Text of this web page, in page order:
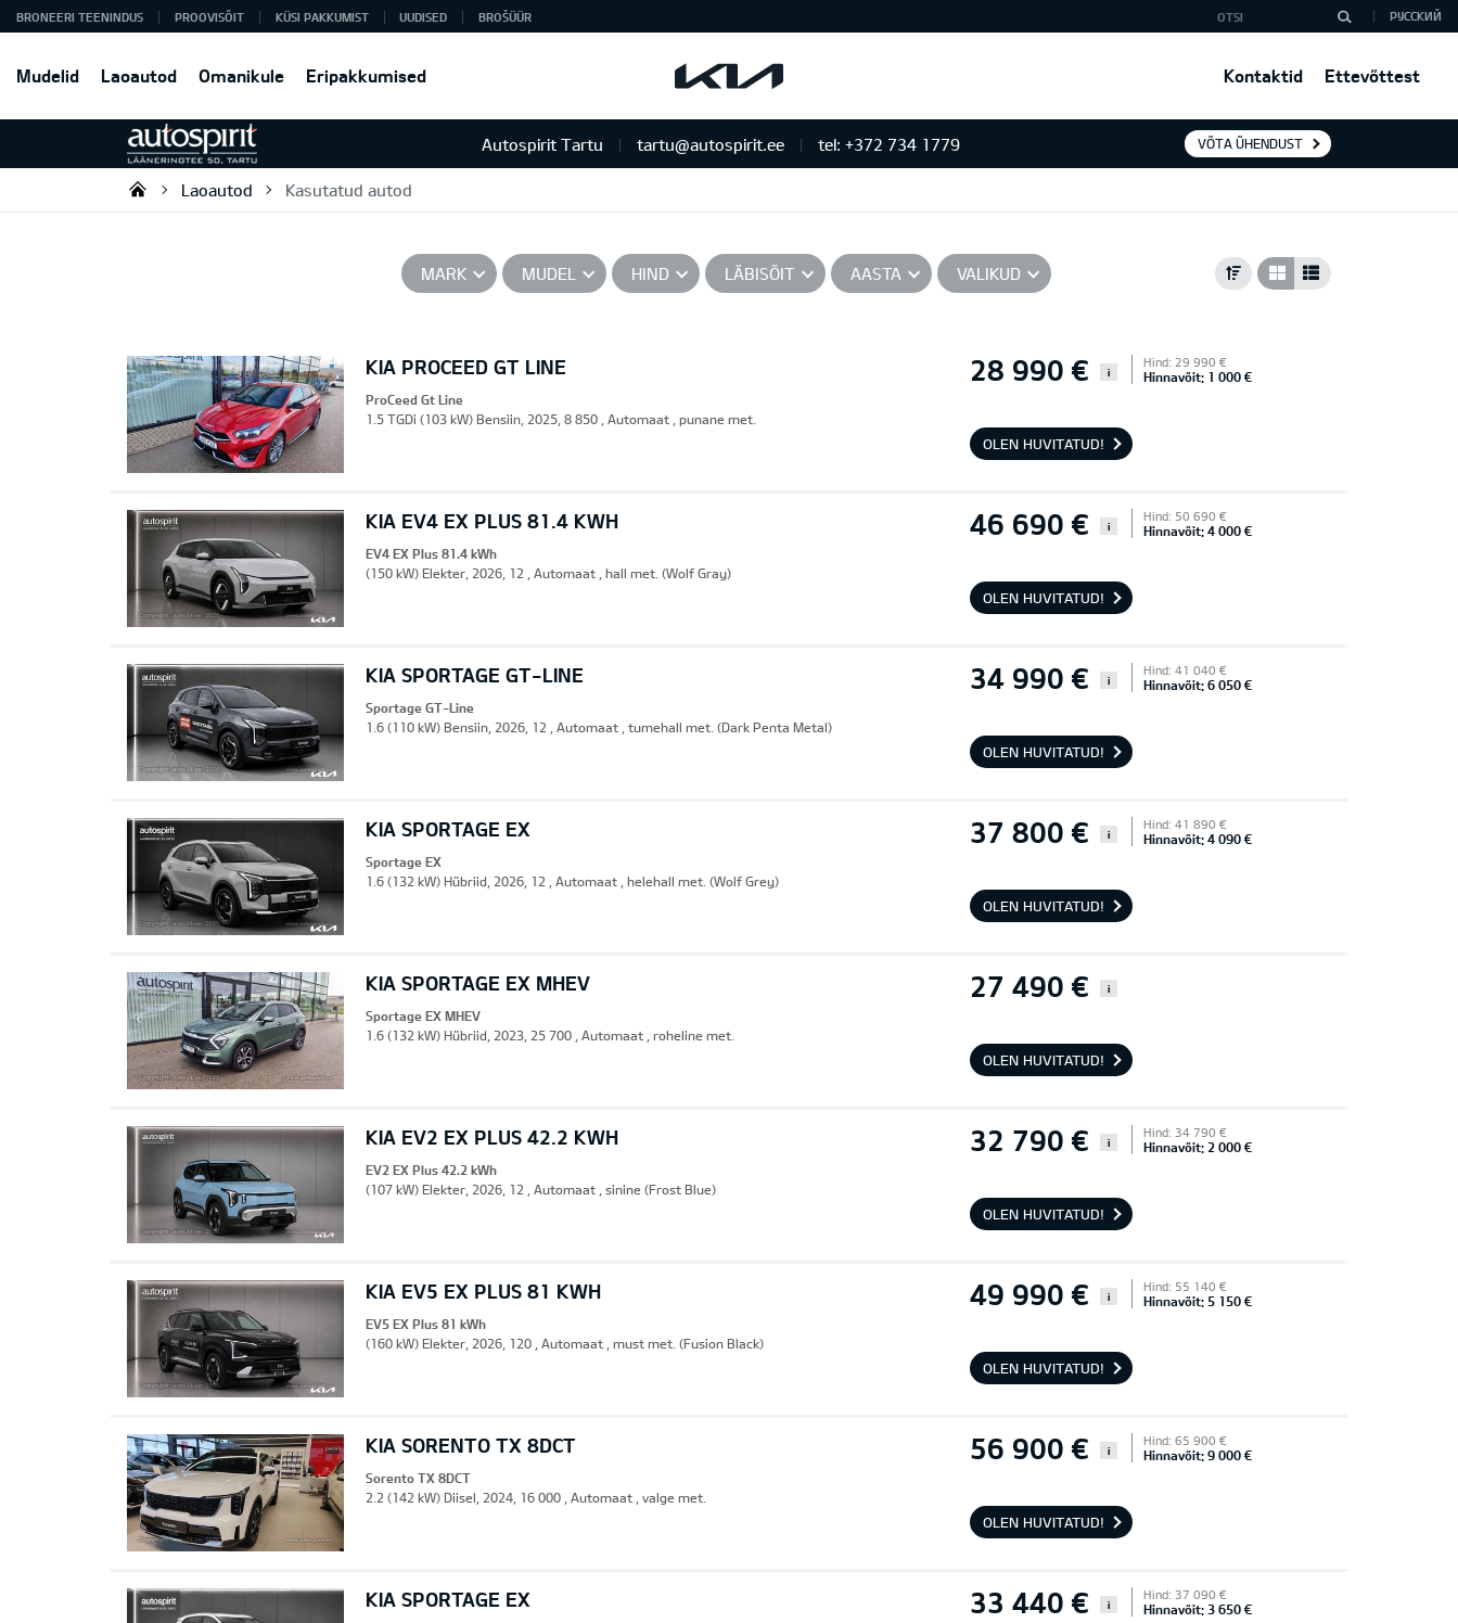
Mudelid Laoautod Omanikule Eripakkumised Kontaktid Ettevõttest
BRONEERI TEENINDUS PROOVISÕIT KÜSI PAKKUMIST UUDISED BROŠÜÜR РУССКИЙ
Autospirit Tartu tartu@autospirit.ee tel: +372 734 1779 VÕTA ÜHENDUST
Autospirit Tartu OÜ
Laoautod Kasutatud autod
MARK MUDEL HIND LÄBISÕIT AASTA VALIKUD
KIA PROCEED GT LINE 28 990 € i
Hind: 29 990 €
Hinnavõit: 1 000 €
ProCeed Gt Line
1.5 TGDi (103 kW) Bensiin, 2025, 8 850 , Automaat , punane met.
OLEN HUVITATUD!
KIA EV4 EX PLUS 81.4 KWH 46 690 € i
Hind: 50 690 €
Hinnavõit: 4 000 €
EV4 EX Plus 81.4 kWh
(150 kW) Elekter, 2026, 12 , Automaat , hall met. (Wolf Gray)
OLEN HUVITATUD!
KIA SPORTAGE GT-LINE 34 990 € i
Hind: 41 040 €
Hinnavõit: 6 050 €
Sportage GT-Line
1.6 (110 kW) Bensiin, 2026, 12 , Automaat , tumehall met. (Dark Penta Metal)
OLEN HUVITATUD!
KIA SPORTAGE EX 37 800 € i
Hind: 41 890 €
Hinnavõit: 4 090 €
Sportage EX
1.6 (132 kW) Hübriid, 2026, 12 , Automaat , helehall met. (Wolf Grey)
OLEN HUVITATUD!
KIA SPORTAGE EX MHEV 27 490 € i
Sportage EX MHEV
1.6 (132 kW) Hübriid, 2023, 25 700 , Automaat , roheline met.
OLEN HUVITATUD!
KIA EV2 EX PLUS 42.2 KWH 32 790 € i
Hind: 34 790 €
Hinnavõit: 2 000 €
EV2 EX Plus 42.2 kWh
(107 kW) Elekter, 2026, 12 , Automaat , sinine (Frost Blue)
OLEN HUVITATUD!
KIA EV5 EX PLUS 81 KWH 49 990 € i
Hind: 55 140 €
Hinnavõit: 5 150 €
EV5 EX Plus 81 kWh
(160 kW) Elekter, 2026, 120 , Automaat , must met. (Fusion Black)
OLEN HUVITATUD!
KIA SORENTO TX 8DCT 56 900 € i
Hind: 65 900 €
Hinnavõit: 9 000 €
Sorento TX 8DCT
2.2 (142 kW) Diisel, 2024, 16 000 , Automaat , valge met.
OLEN HUVITATUD!
KIA SPORTAGE EX 33 440 € i
Hind: 37 090 €
Hinnavõit: 3 650 €